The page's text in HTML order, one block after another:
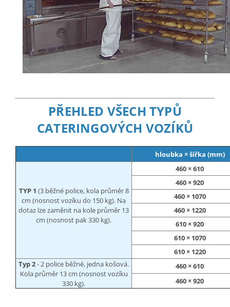
PŘEHLED VŠECH TYPŮ
CATERINGOVÝCH VOZÍKŮ
hloubka × šířka (mm)
TYP 1 (3 běžné police, kola průměr 8
cm (nosnost vozíku do 150 kg). Na
dotaz lze zaměnit na kole průměr 13
cm (nosnost pak 330 kg).
460 × 610
460 × 920
460 × 1070
460 × 1220
610 × 920
610 × 1070
610 × 1220
Typ 2- 2 police běžné, jedna košová.
Kola průměr 13 cm (nosnost vozíku
330 kg).
460 × 610
460 × 920